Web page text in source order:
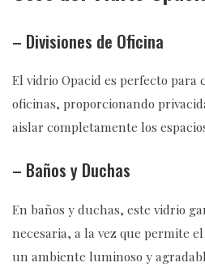
– Divisiones de Oficina
El vidrio Opacid es perfecto para
oficinas, proporcionando
aislar completamente los
– Baños y Duchas
En baños y duchas, este vidrio
necesaria, a la vez que permite
un ambiente luminoso y